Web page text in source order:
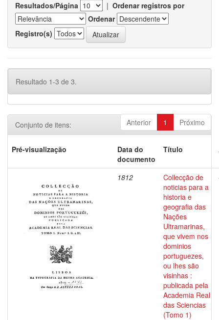
Resultados/Página | Ordenar registros por
Ordenar
Registro(s)
Resultado 1-3 de 3.
Anterior 1 Próximo
Conjunto de itens:
Pré-visualização
Data do
documento
Título
1812
Collecção de
noticias para a
historia e
geografia das
Nações
Ultramarinas,
que vivem nos
dominios
portuguezes,
ou lhes são
visinhas :
publicada pela
Academia Real
das Sciencias
(Tomo 1)